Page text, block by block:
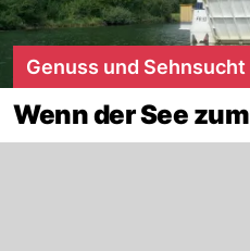
Genuss und Sehnsucht
Wenn der See